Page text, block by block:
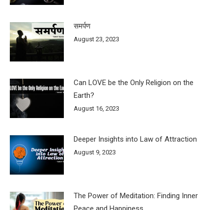
समर्पण
August 23, 2023
Can LOVE be the Only Religion on the
Earth?
August 16, 2023
Deeper Insights into Law of Attraction
August 9, 2023
The Power of Meditation: Finding Inner